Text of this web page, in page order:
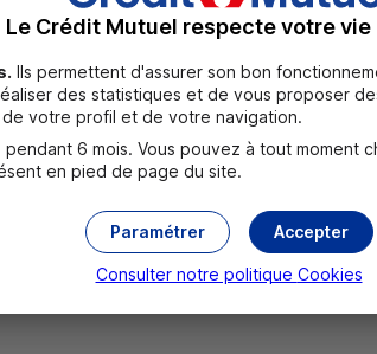
Le Crédit Mutuel respecte votre vie
Ils permettent d'assurer son bon
des statistiques et de vous proposer
votre profil et de votre navigation.
6 mois. Vous pouvez à tout moment
en pied de page du site.
Accepter
Paramétrer
Consulter notre politique Cookies